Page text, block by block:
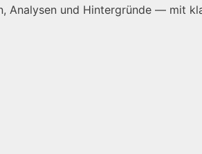
Analysen und Hintergründe — mit